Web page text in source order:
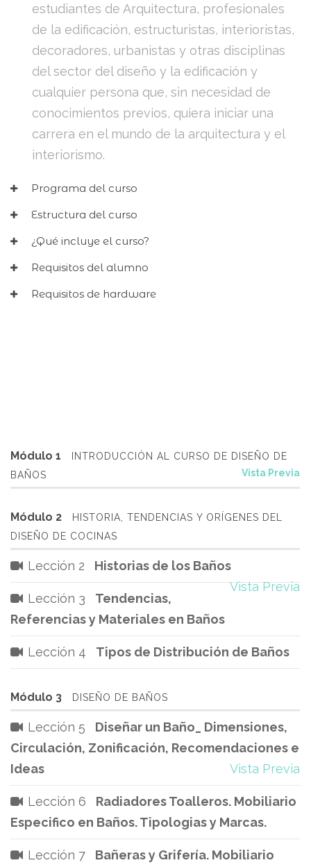
estudiantes de Arquitectura, profesionales
de la edificación, estructuristas, interioristas,
decoradores, urbanistas y otras disciplinas
del sector del diseño y la edificación y
cualquier persona que, sin necesidad de
conocimientos previos, quiera iniciar una
carrera en el mundo de la arquitectura y el
interiorismo.
Programa del curso
Estructura del curso
¿Qué incluye el curso?
Requisitos del alumno
Requisitos de hardware
Módulo 1
INTRODUCCIÓN AL CURSO DE DISEÑO DE
BAÑOS
Vista Previa
Módulo 2
HISTORIA, TENDENCIAS Y ORÍGENES DEL
DISEÑO DE COCINAS
Lección 2
Historias de los Baños
Vista Previa
Lección 3
Tendencias,
Referencias y Materiales en Baños
Lección 4 Tipos de Distribución de Baños
Módulo 3 DISEÑO DE BAÑOS
Lección 5
Diseñar un Baño_ Dimensiones,
Circulación, Zonificación, Recomendaciones e
Ideas
Vista Previa
Lección 6
Radiadores Toalleros. Mobiliario
Especifico en Baños. Tipologias y Marcas.
Lección 7 Bañeras y Grifería. Mobiliario